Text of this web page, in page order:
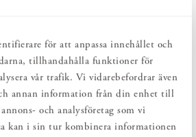
för att anpassa innehållet och
tillhandahålla funktioner för
vår trafik. Vi vidarebefordrar även
annan information från din enhet till
och analysföretag som vi
kan i sin tur kombinera informationen
som genomgående är tillverkade av
Ilex Studio erbjuder ett stilrent och
utveckling, från första rot
som vasens form förstärker rötternas